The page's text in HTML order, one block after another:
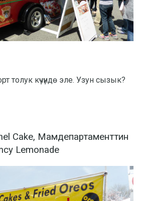
толук күчүндө эле. Узун сызык?
Cake, Мамдепартаменттин
Lemonade